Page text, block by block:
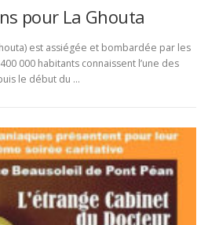
pour La Ghouta
est assiégée et bombardée par les
000 habitants connaissent l’une des
le début du …